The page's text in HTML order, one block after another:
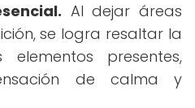
Al dejar áreas
se logra resaltar la
presentes,
de calma y